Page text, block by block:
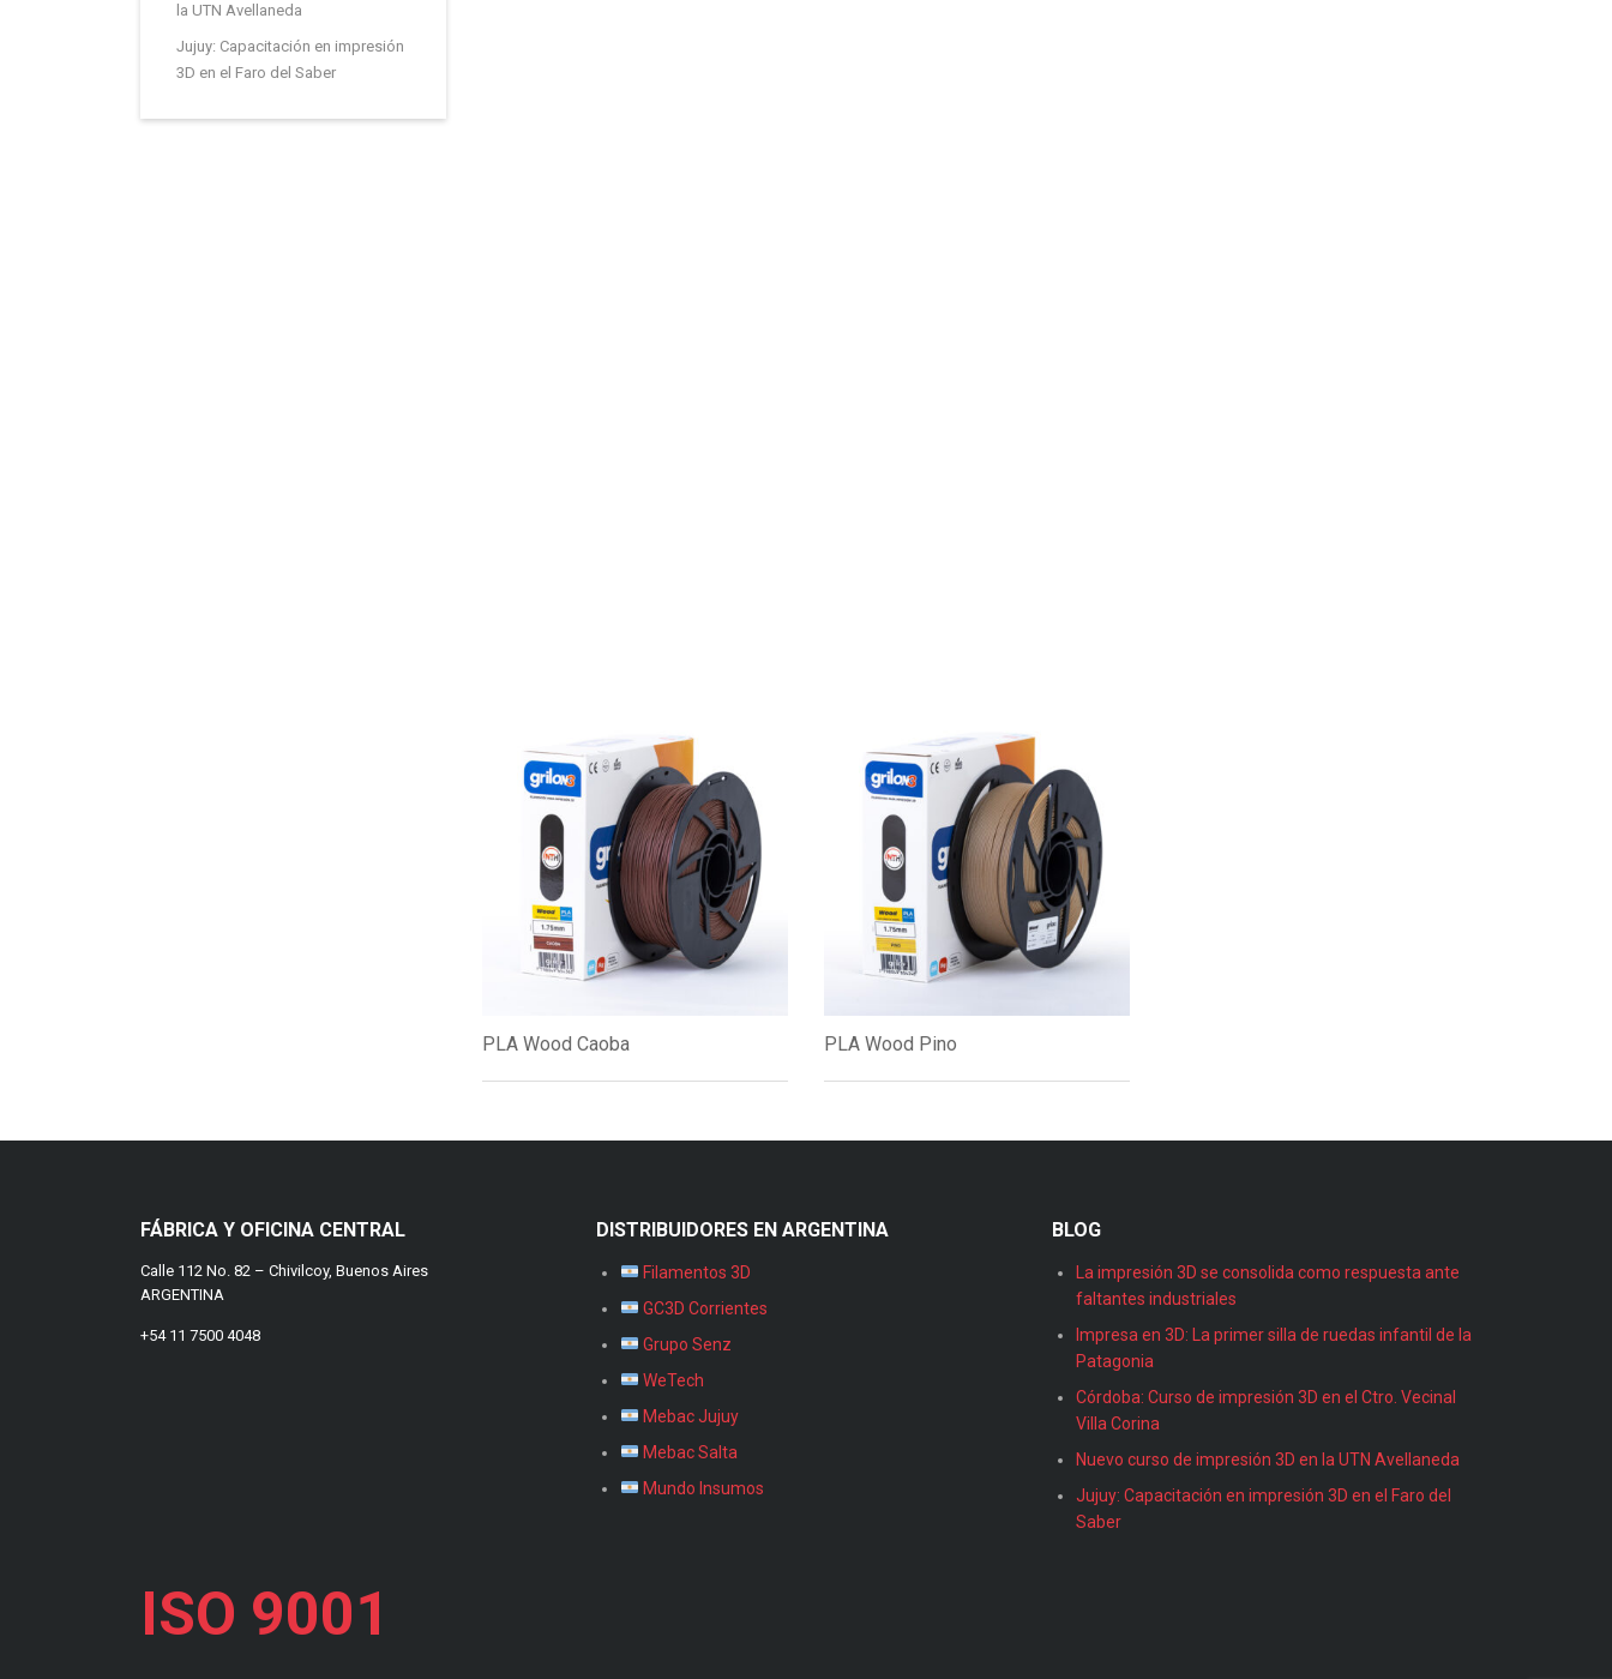
PLA Wood Caoba PLA Wood Pino
la UTN Avellaneda
Jujuy: Capacitación en impresión
3D en el Faro del Saber
FÁBRICA Y OFICINA CENTRAL
Calle 112 No. 82 – Chivilcoy, Buenos Aires
ARGENTINA
+54 11 7500 4048
DISTRIBUIDORES EN ARGENTINA
Filamentos 3D
GC3D Corrientes
Grupo Senz
WeTech
Mebac Jujuy
Mebac Salta
Mundo Insumos
BLOG
La impresión 3D se consolida como respuesta ante
faltantes industriales
Impresa en 3D: La primer silla de ruedas infantil de la
Patagonia
Córdoba: Curso de impresión 3D en el Ctro. Vecinal
Villa Corina
Nuevo curso de impresión 3D en la UTN Avellaneda
Jujuy: Capacitación en impresión 3D en el Faro del
Saber
ISO 9001